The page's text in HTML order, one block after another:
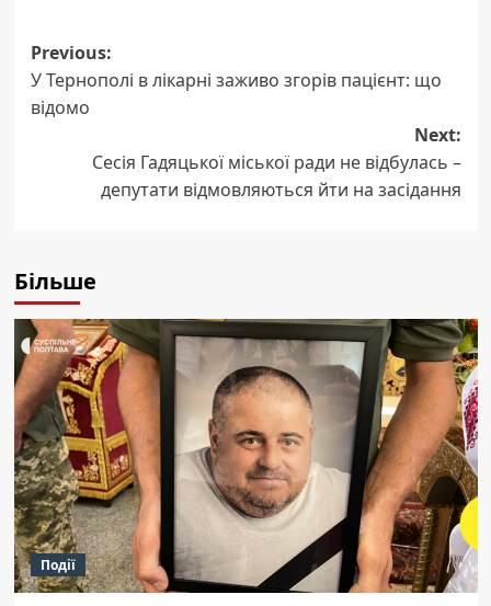
Post
navigation
Previous:
У Тернополі в лікарні заживо згорів пацієнт: що
відомо
Next:
Сесія Гадяцької міської ради не відбулась –
депутати відмовляються йти на засідання
Більше
Події